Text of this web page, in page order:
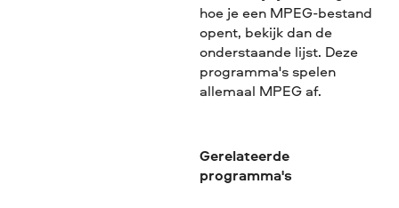
hoe je een MPEG-bestand
opent, bekijk dan de
onderstaande lijst. Deze
programma's spelen
allemaal MPEG af.
Gerelateerde
programma's